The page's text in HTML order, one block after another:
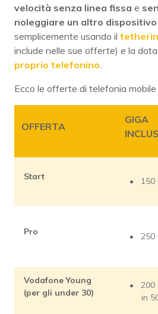
velocità senza linea fissa e
noleggiare un altro
semplicemente usando il
include nelle sue offerte) e la
proprio telefonino
Ecco le offerte di telefonia
OFFERTA
GIGA
Start 150
Pro 250
Vodafone Young
(per gli under 30)
200
in